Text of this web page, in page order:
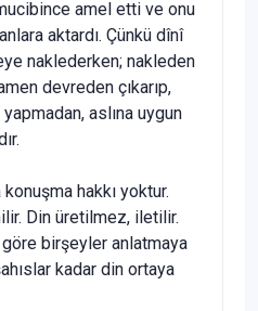
amel etti ve onu
aktardı. Çünkü dînî
naklederken; nakleden
devreden çıkarıp,
aslına uygun
hakkı yoktur.
Din üretilmez, iletilir.
birşeyler anlatmaya
kadar din ortaya